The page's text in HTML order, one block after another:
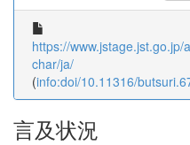
https://
char/ja/
(info:doi/10.11316/
言及状況